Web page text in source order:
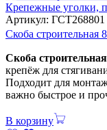
Крепежные уголки,
Артикул: ГСТ268801
Скоба строительная
Скоба
крепёж для
Подходит для
важно быстрое и
В корзину